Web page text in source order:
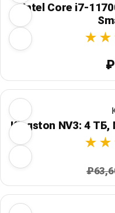
Intel Core i7-
Kingston NV3: 4 ТБ,